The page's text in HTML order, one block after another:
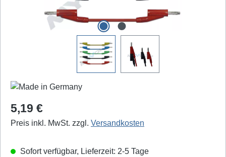
Regulärer Preis:
5,19 €
Preis inkl. MwSt. zzgl. Versandkosten
Sofort verfügbar, Lieferzeit: 2-5 Tage